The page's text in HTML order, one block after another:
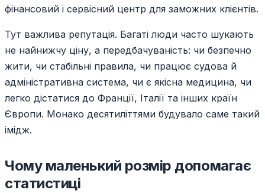
фінансовий і сервісний центр для заможних клієнтів.
Тут важлива репутація. Багаті люди часто шукають
не найнижчу ціну, а передбачуваність: чи безпечно
жити, чи стабільні правила, чи працює судова й
адміністративна система, чи є якісна медицина, чи
легко дістатися до Франції, Італії та інших країн
Європи. Монако десятиліттями будувало саме такий
імідж.
Чому маленький розмір допомагає
статистиці